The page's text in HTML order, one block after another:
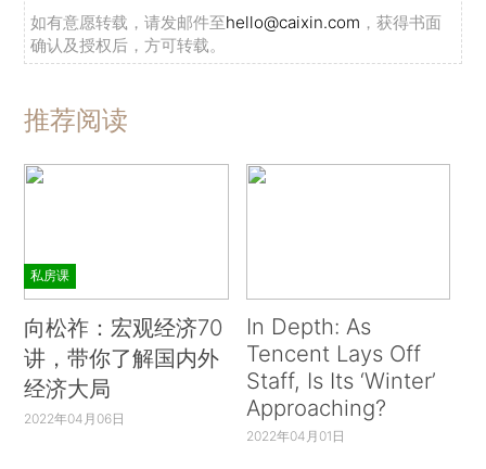
如有意愿转载，请发邮件至hello@caixin.com ，获得书面
确认及授权后，方可转载。
推荐阅读
私房课
向松祚：宏观经济70
讲，带你了解国内外
经济大局
2022年04月06日
In Depth: As
Tencent Lays Off
Staff, Is Its ‘Winter’
Approaching?
2022年04月01日